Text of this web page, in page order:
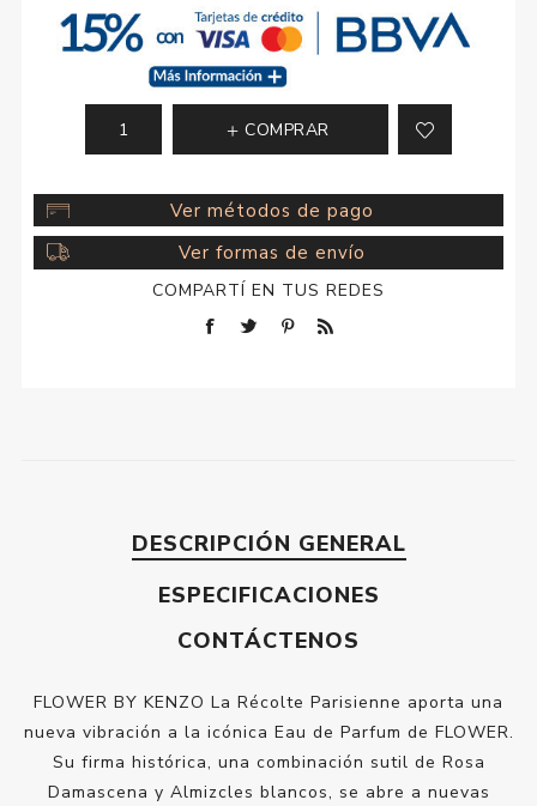
COMPRAR
Ver métodos de pago
Ver formas de envío
COMPARTÍ EN TUS REDES
DESCRIPCIÓN GENERAL
ESPECIFICACIONES
CONTÁCTENOS
FLOWER BY KENZO La Récolte Parisienne aporta una
nueva vibración a la icónica Eau de Parfum de FLOWER.
Su firma histórica, una combinación sutil de Rosa
Damascena y Almizcles blancos, se abre a nuevas